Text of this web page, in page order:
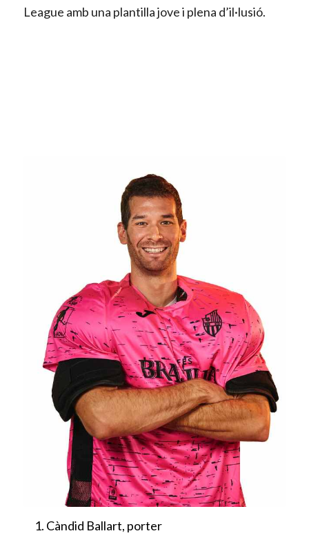
League amb una plantilla jove i plena d’il·lusió.
Càndid Ballart, porter